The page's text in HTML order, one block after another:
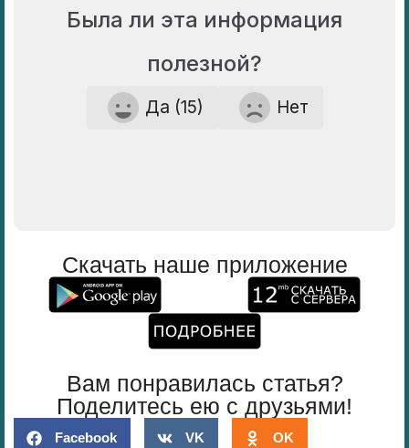
Была ли эта информация
полезной?
Да (15) Нет
Скачать наше приложение
Вам понравилась статья?
Поделитесь ею с друзьями!
Facebook VK OK